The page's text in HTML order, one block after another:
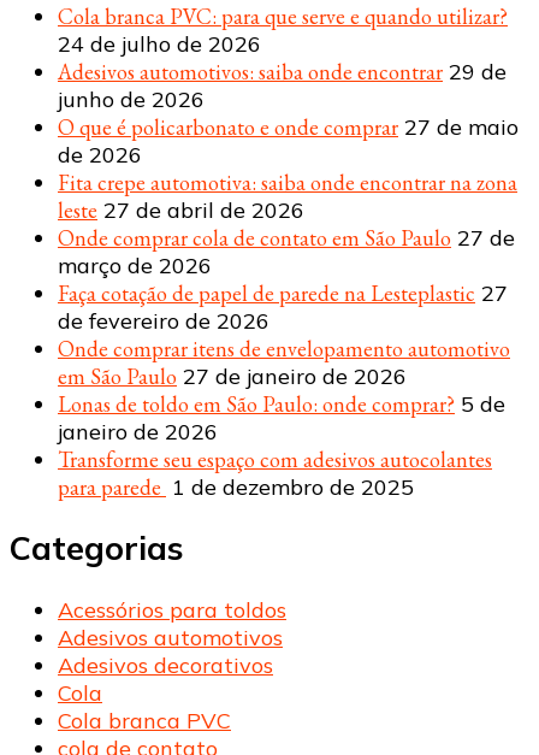
Cola branca PVC: para que serve e quando utilizar?
24 de julho de 2026
Adesivos automotivos: saiba onde encontrar 29 de
junho de 2026
O que é policarbonato e onde comprar 27 de maio
de 2026
Fita crepe automotiva: saiba onde encontrar na zona
leste 27 de abril de 2026
Onde comprar cola de contato em São Paulo 27 de
março de 2026
Faça cotação de papel de parede na Lesteplastic 27
de fevereiro de 2026
Onde comprar itens de envelopamento automotivo
em São Paulo 27 de janeiro de 2026
Lonas de toldo em São Paulo: onde comprar? 5 de
janeiro de 2026
Transforme seu espaço com adesivos autocolantes
para parede 1 de dezembro de 2025
Categorias
Acessórios para toldos
Adesivos automotivos
Adesivos decorativos
Cola
Cola branca PVC
cola de contato